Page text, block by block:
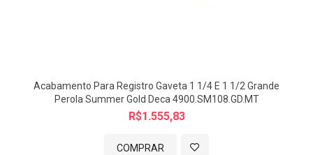
Acabamento Para Registro Gaveta 1 1/4 E 1 1/2 Grande
Perola Summer Gold Deca 4900.SM108.GD.MT
R$1.555,83
COMPRAR